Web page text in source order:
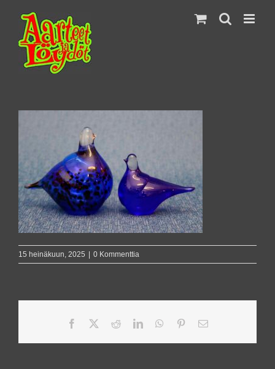
content
15 heinäkuun, 2025 0 Kommenttia
Facebook RedditLinkedInWhatsApp
PinterestSähköposti